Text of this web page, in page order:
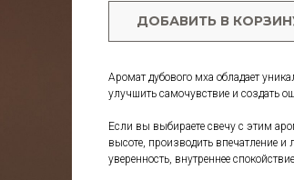
ДОБАВИТЬ В
Аромат дубового мха обладает
улучшить самочувствие и создать
Если вы выбираете свечу с этим
высоте, производить впечатление
уверенность, внутреннее